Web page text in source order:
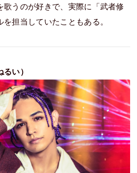
歌うのが好きで、実際に「武者修
担当していたこともある。
い）